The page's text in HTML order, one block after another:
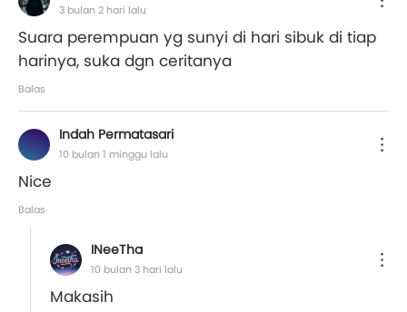
3 bulan 2 hari lalu
Suara perempuan yg sunyi di hari sibuk di tiap
harinya, suka dgn ceritanya
Balas
Indah Permatasari
10 bulan 1 minggu lalu
Nice
Balas
INeeTha
10 bulan 3 hari lalu
Makasih